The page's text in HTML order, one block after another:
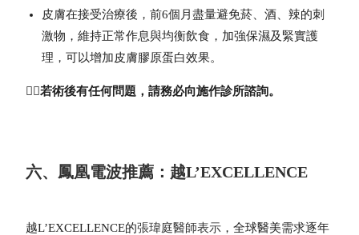
皮膚在接受治療後，前6個月盡量避免菸、酒、辣的刺
激物，維持正常作息與均衡飲食，加強保濕及緊實護
理，可以增加皮膚膠原蛋白效果。
👉🏻若術後有任何問題，請務必向施作診所諮詢。
六、鳳凰電波推薦：越L’EXCELLENCE
越L’EXCELLENCE的張瑋庭醫師表示 ，全球醫美需求逐年